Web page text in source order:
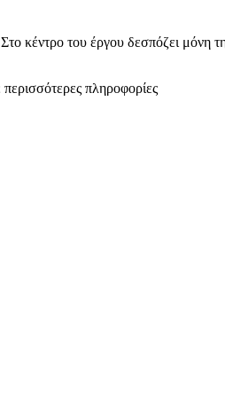
κέντρο του έργου δεσπόζει μόνη
περισσότερες πληροφορίες